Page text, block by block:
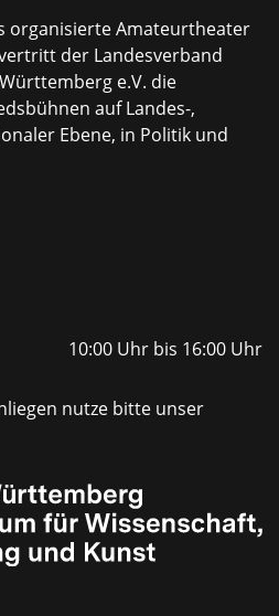
organisierte Amateurtheater
der Landesverband
e.V. die
auf Landes-,
Ebene, in Politik und
10:00 Uhr bis 16:00 Uhr
nutze bitte unser